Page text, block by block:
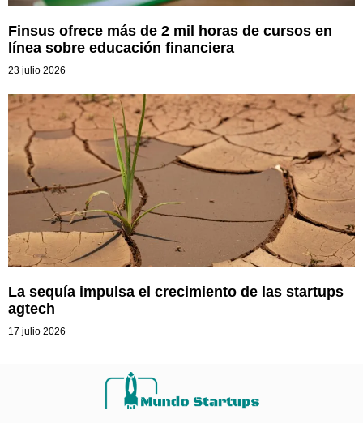
Finsus ofrece más de 2 mil horas de cursos en
línea sobre educación financiera
23 julio 2026
La sequía impulsa el crecimiento de las startups
agtech
17 julio 2026